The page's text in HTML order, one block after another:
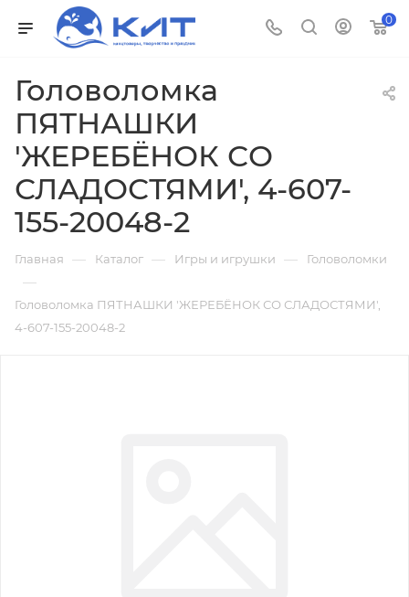
0
Головоломка
ПЯТНАШКИ
'ЖЕРЕБЁНОК СО
СЛАДОСТЯМИ', 4-607-
155-20048-2
Главная — Каталог — Игры и игрушки — Головоломки
—
Головоломка ПЯТНАШКИ 'ЖЕРЕБЁНОК СО СЛАДОСТЯМИ',
4-607-155-20048-2